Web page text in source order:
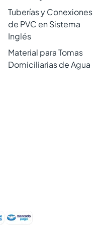
Tuberías y Conexiones
de PVC en Sistema
Inglés
Material para Tomas
Domiciliarias de Agua